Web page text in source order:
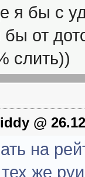
я бы с
бы от
слить))
@
на
же